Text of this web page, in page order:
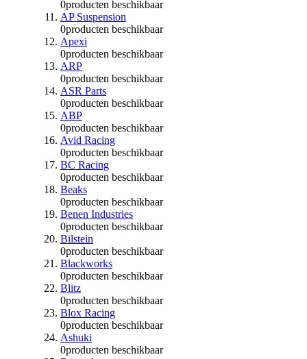
0producten beschikbaar
AP Suspension
0producten beschikbaar
Apexi
0producten beschikbaar
ARP
0producten beschikbaar
ASR Parts
0producten beschikbaar
ABP
0producten beschikbaar
Avid Racing
0producten beschikbaar
BC Racing
0producten beschikbaar
Beaks
0producten beschikbaar
Benen Industries
0producten beschikbaar
Bilstein
0producten beschikbaar
Blackworks
0producten beschikbaar
Blitz
0producten beschikbaar
Blox Racing
0producten beschikbaar
Ashuki
0producten beschikbaar